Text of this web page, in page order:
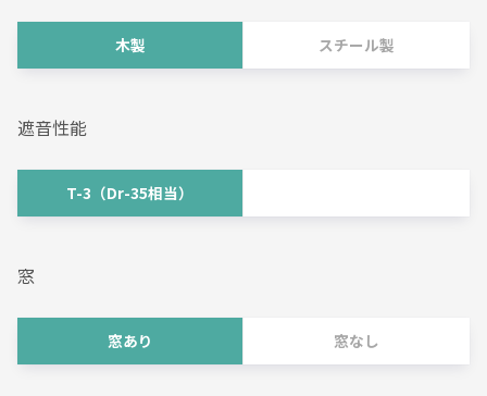
木製 スチール製
遮音性能
T-3（Dr-35相当）
窓
窓あり 窓なし